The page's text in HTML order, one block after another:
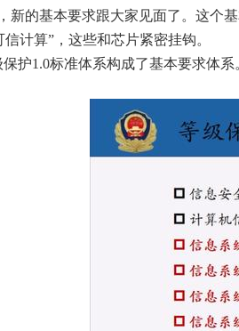
信计算”，这些和芯片紧密挂钩。
级保护1.0标准体系构成了基本要求体系